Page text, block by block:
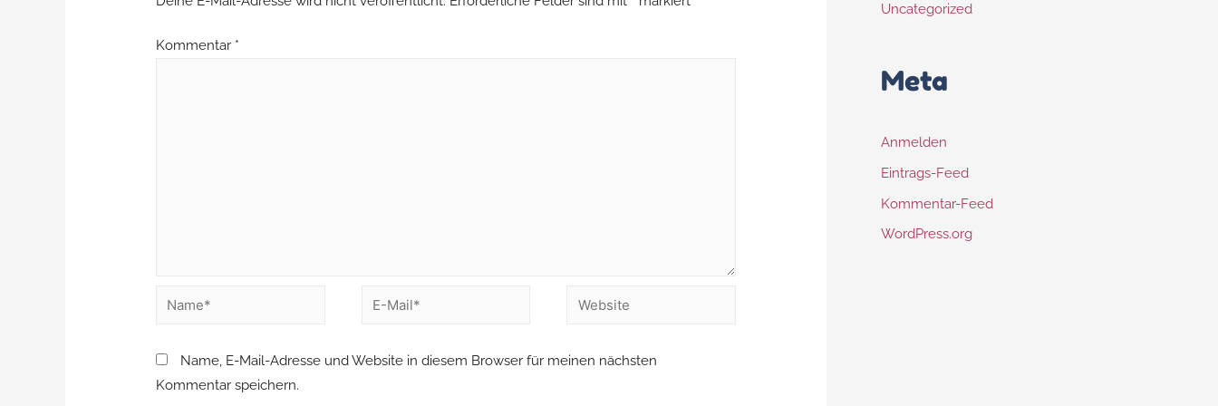
Kommentar *
Name, E-Mail-Adresse und Website in diesem Browser für meinen nächsten
Kommentar speichern.
Uncategorized
Meta
Anmelden
Eintrags-Feed
Kommentar-Feed
WordPress.org